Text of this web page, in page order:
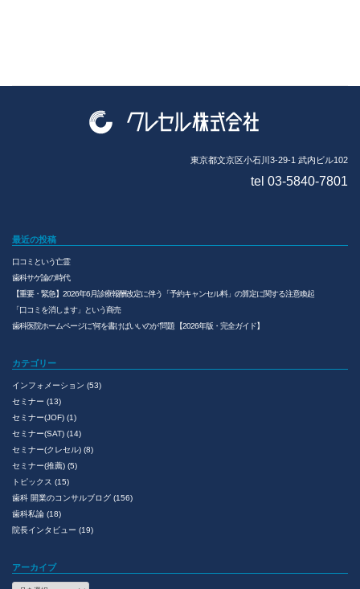
東京都文京区小石川3-29-1 武内ビル102
tel 03-5840-7801
最近の投稿
口コミという亡霊
歯科サゲ論の時代
【重要・緊急】2026年6月診療報酬改定に伴う「予約キャンセル料」の算定に関する注意喚起
「口コミを消します」という商売
歯科医院ホームページに”何を書けばいいのか”問題 【2026年版・完全ガイド】
カテゴリー
インフォメーション (53)
セミナー (13)
セミナー(JOF) (1)
セミナー(SAT) (14)
セミナー(クレセル) (8)
セミナー(推薦) (5)
トピックス (15)
歯科 開業のコンサルブログ (156)
歯科私論 (18)
院長インタビュー (19)
アーカイブ